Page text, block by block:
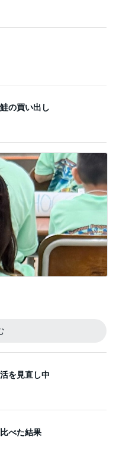
の買い出し
を見直し中
べた結果